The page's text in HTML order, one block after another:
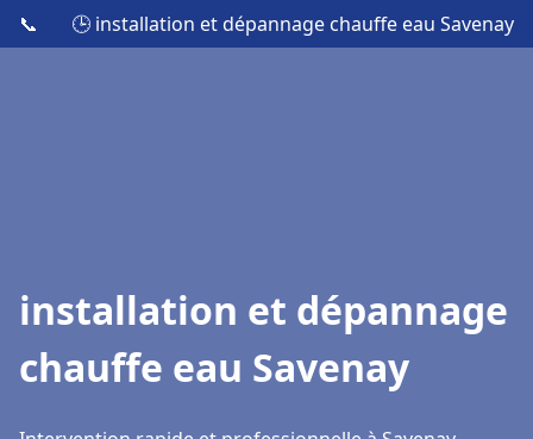
📞 🕒 installation et dépannage chauffe eau Savenay
installation et dépannage
chauffe eau Savenay